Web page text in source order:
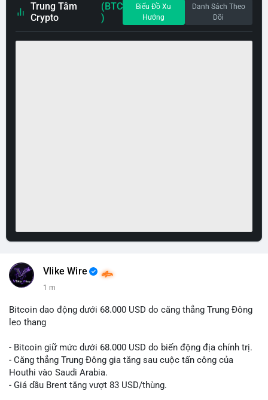
Trung Tâm
Crypto
(BTC
)
Biểu Đồ Xu
Hướng
Danh Sách Theo
Dõi
Vlike Wire
1 m
Bitcoin dao động dưới 68.000 USD do căng thẳng Trung Đông
leo thang
- Bitcoin giữ mức dưới 68.000 USD do biến động địa chính trị.
- Căng thẳng Trung Đông gia tăng sau cuộc tấn công của
Houthi vào Saudi Arabia.
- Giá dầu Brent tăng vượt 83 USD/thùng.